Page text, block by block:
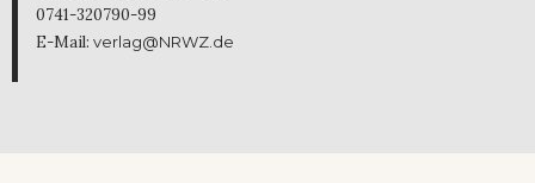
0741-320790-99
E-Mail: verlag@NRWZ.de